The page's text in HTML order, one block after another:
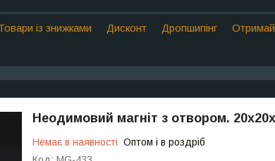
із знижками Дисконт Дропшипінг
Неодимовий магніт з отвором.
Немає в наявності Оптом і в роздріб